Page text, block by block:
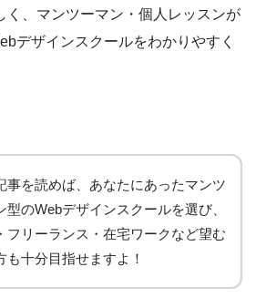
く、マンツーマン・個人レッスンが
デザインスクールをわかりやすく
事を読めば、あなたにあったマンツ
型のWebデザインスクールを選び、
フリーランス・在宅ワークなど望む
も十分目指せますよ！